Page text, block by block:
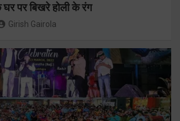
पर बिखरे होली के रंग
Girish Gairola